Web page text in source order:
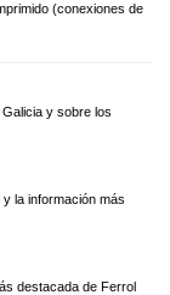
(conexiones de
y sobre los
la información más
destacada de Ferrol